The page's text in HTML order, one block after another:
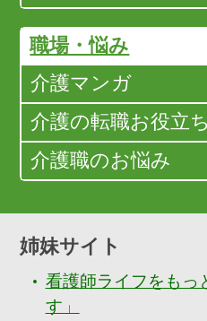
職場・悩み
介護マンガ
介護の転職お役立ち
介護職のお悩み
姉妹サイト
看護師ライフをもっ
す」